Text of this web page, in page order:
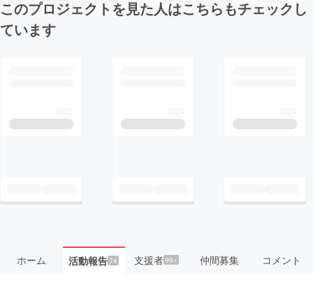
このプロジェクトを見た人はこちらもチェックし
ています
ホーム 活動報告74 支援者99+ 仲間募集 コメント